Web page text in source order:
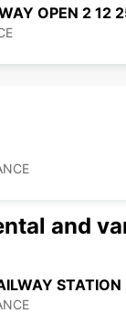
OPEN 2 12
STATION
and